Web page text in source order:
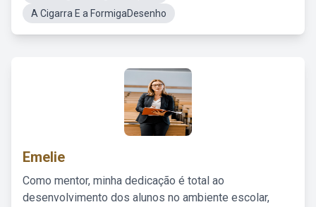
A Cigarra E a FormigaDesenho
Emelie
Como mentor, minha dedicação é total ao
desenvolvimento dos alunos no ambiente escolar,